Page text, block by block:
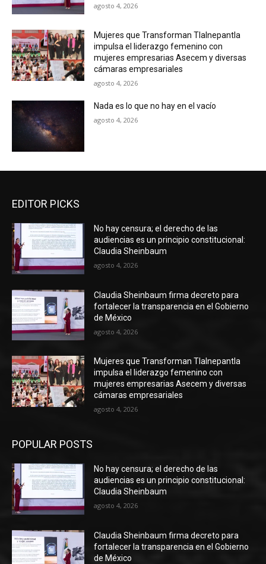
agosto 4, 2026
Mujeres que Transforman Tlalnepantla
impulsa el liderazgo femenino con
mujeres empresarias Asecem y diversas
cámaras empresariales
agosto 4, 2026
Nada es lo que no hay en el vacío
agosto 4, 2026
EDITOR PICKS
No hay censura; el derecho de las
audiencias es un principio constitucional:
Claudia Sheinbaum
agosto 4, 2026
Claudia Sheinbaum firma decreto para
fortalecer la transparencia en el Gobierno
de México
agosto 4, 2026
Mujeres que Transforman Tlalnepantla
impulsa el liderazgo femenino con
mujeres empresarias Asecem y diversas
cámaras empresariales
agosto 4, 2026
POPULAR POSTS
No hay censura; el derecho de las
audiencias es un principio constitucional:
Claudia Sheinbaum
agosto 4, 2026
Claudia Sheinbaum firma decreto para
fortalecer la transparencia en el Gobierno
de México